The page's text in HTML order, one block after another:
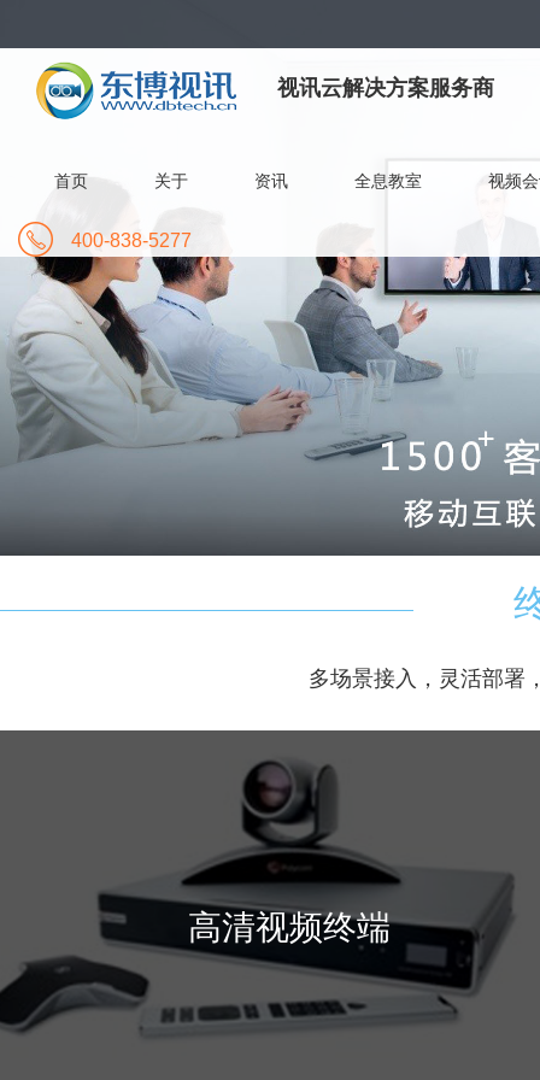
视讯云解决方案服务商
首页 关于 资讯 全息教室 视频
400-838-5277
多场景接入，灵活部署
高清视频终端